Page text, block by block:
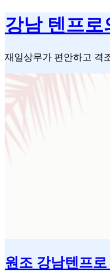
콘
텐
로
로
가
기
강남 텐프로
재일상무가 편안하고 격
원조 강남텐프